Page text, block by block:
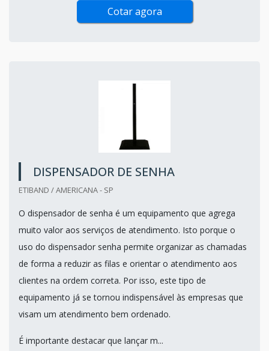
Cotar agora
DISPENSADOR DE SENHA
ETIBAND / AMERICANA - SP
O dispensador de senha é um equipamento que agrega
muito valor aos serviços de atendimento. Isto porque o
uso do dispensador senha permite organizar as chamadas
de forma a reduzir as filas e orientar o atendimento aos
clientes na ordem correta. Por isso, este tipo de
equipamento já se tornou indispensável às empresas que
visam um atendimento bem ordenado.
É importante destacar que lançar m...